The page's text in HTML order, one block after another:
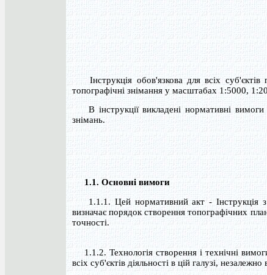
Інструкція обов'язкова для всіх суб'єктів
топографічні знімання у масштабах 1:5000,
В інструкції викладені нормативні
знімань.
1.1. Основні вимоги
1.1.1. Цей нормативний акт - Інструкція з
визначає порядок створення топографічних
точності.
1.1.2. Технологія створення і технічні
всіх суб'єктів діяльності в цій галузі,